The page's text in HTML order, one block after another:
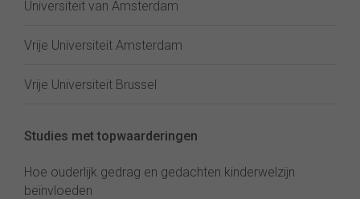
Universiteit van Amsterdam
Vrije Universiteit Amsterdam
Vrije Universiteit Brussel
Studies met topwaarderingen
Hoe ouderlijk gedrag en gedachten kinderwelzijn
beïnvloeden